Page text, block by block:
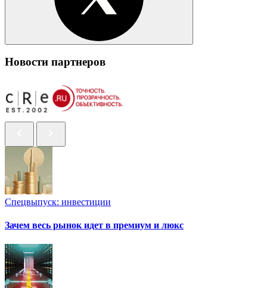
Новости партнеров
Спецвыпуск: инвестиции
Зачем весь рынок идет в премиум и люкс